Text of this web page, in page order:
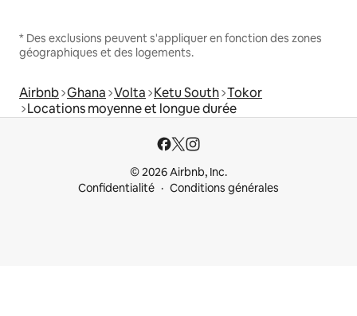
* Des exclusions peuvent s'appliquer en fonction des zones
géographiques et des logements.
Airbnb Ghana Volta Ketu South Tokor
Locations moyenne et longue durée
© 2026 Airbnb, Inc.
Confidentialité
Conditions générales